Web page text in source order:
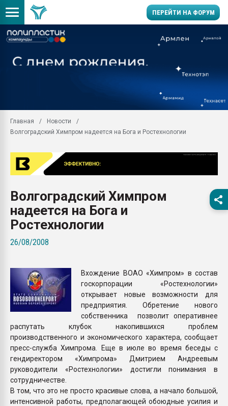
ПЕРЕЙТИ НА ФОРУМ
Вакуум-формовочные
ближайшее
28.07.2026
бутылок
Материал поверхности
вакуумного
Главная
Новости
Волгоградский Химпром надеется на Бога и Ростехнологии
Волгоградский Химпром
надеется на Бога и
Ростехнологии
26/08/2008
Вхождение ВОАО «Химпром» в состав
госкорпорации «Ростехнологии»
открывает новые возможности для
предприятия. Обретение нового
собственника позволит оперативнее
распутать клубок накопившихся проблем
производственного и экономического характера, сообщает
пресс-служба Химпрома. Еще в июле во время беседы с
гендиректором «Химпрома» Дмитрием Андреевым
руководители «Ростехнологии» достигли понимания в
сотрудничестве.
В том, что это не просто красивые слова, а начало большой,
интенсивной работы, предполагающей обоюдные усилия и